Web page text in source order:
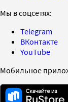
Мы в соцсетях:
Telegram
ВКонтакте
YouTube
Мобильное